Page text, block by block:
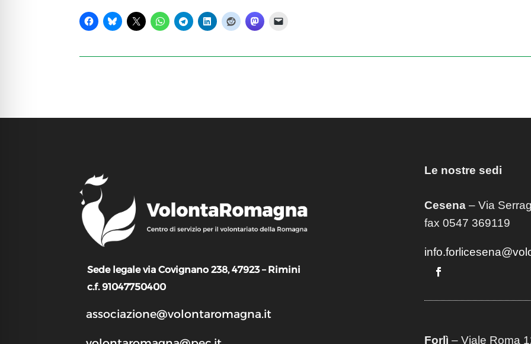
Sede legale via Covignano 238, 47923 – Rimini
c.f. 91047750400
associazione@volontaromagna.it
Le nostre sedi
Cesena– Via
fax 0547 369119
Forlì – Viale Roma